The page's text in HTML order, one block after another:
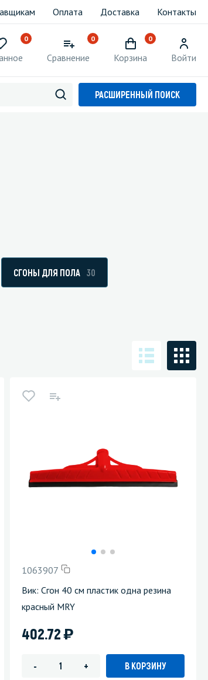
Оплата Доставка Контакты
0 0
Сравнение
0
Корзина Войти
Средства для дезинфекции санузлов
Средства для мытья унитазов и сантехники
Средства для очистки полов и стен в санузлах
РАСШИРЕННЫЙ ПОИСК
СГОНЫ ДЛЯ ПОЛА 30
1063907
Вик: Сгон 40 см пластик одна резина
красный MRY
402.72)
- + В КОРЗИНУ